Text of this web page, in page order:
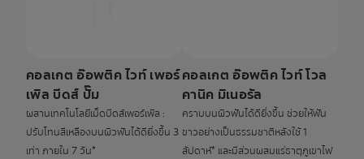
คอลเกต อ๊อพติค ไวท์ เพอร์
เพิล บีดส์ ปั๊ม
ผสานเทคโนโลยีเม็ดบีดส์เพอร์เพิล :
ปรับโทนสีเหลืองบนผิวฟันได้ดียิ่งขึ้น 3
เท่า ภายใน 7 วัน*
คอลเกต อ๊อพติค ไวท์ โวล
คานิค มิเนอรัล
คราบบนผิวฟันได้ดียิ่งขึ้น ช่วยให้ฟัน
ขาวอย่างเป็นธรรมชาติหลังใช้ 1
สัปดาห์* และมีส่วนผสมแร่ธาตุภูเขาไฟ